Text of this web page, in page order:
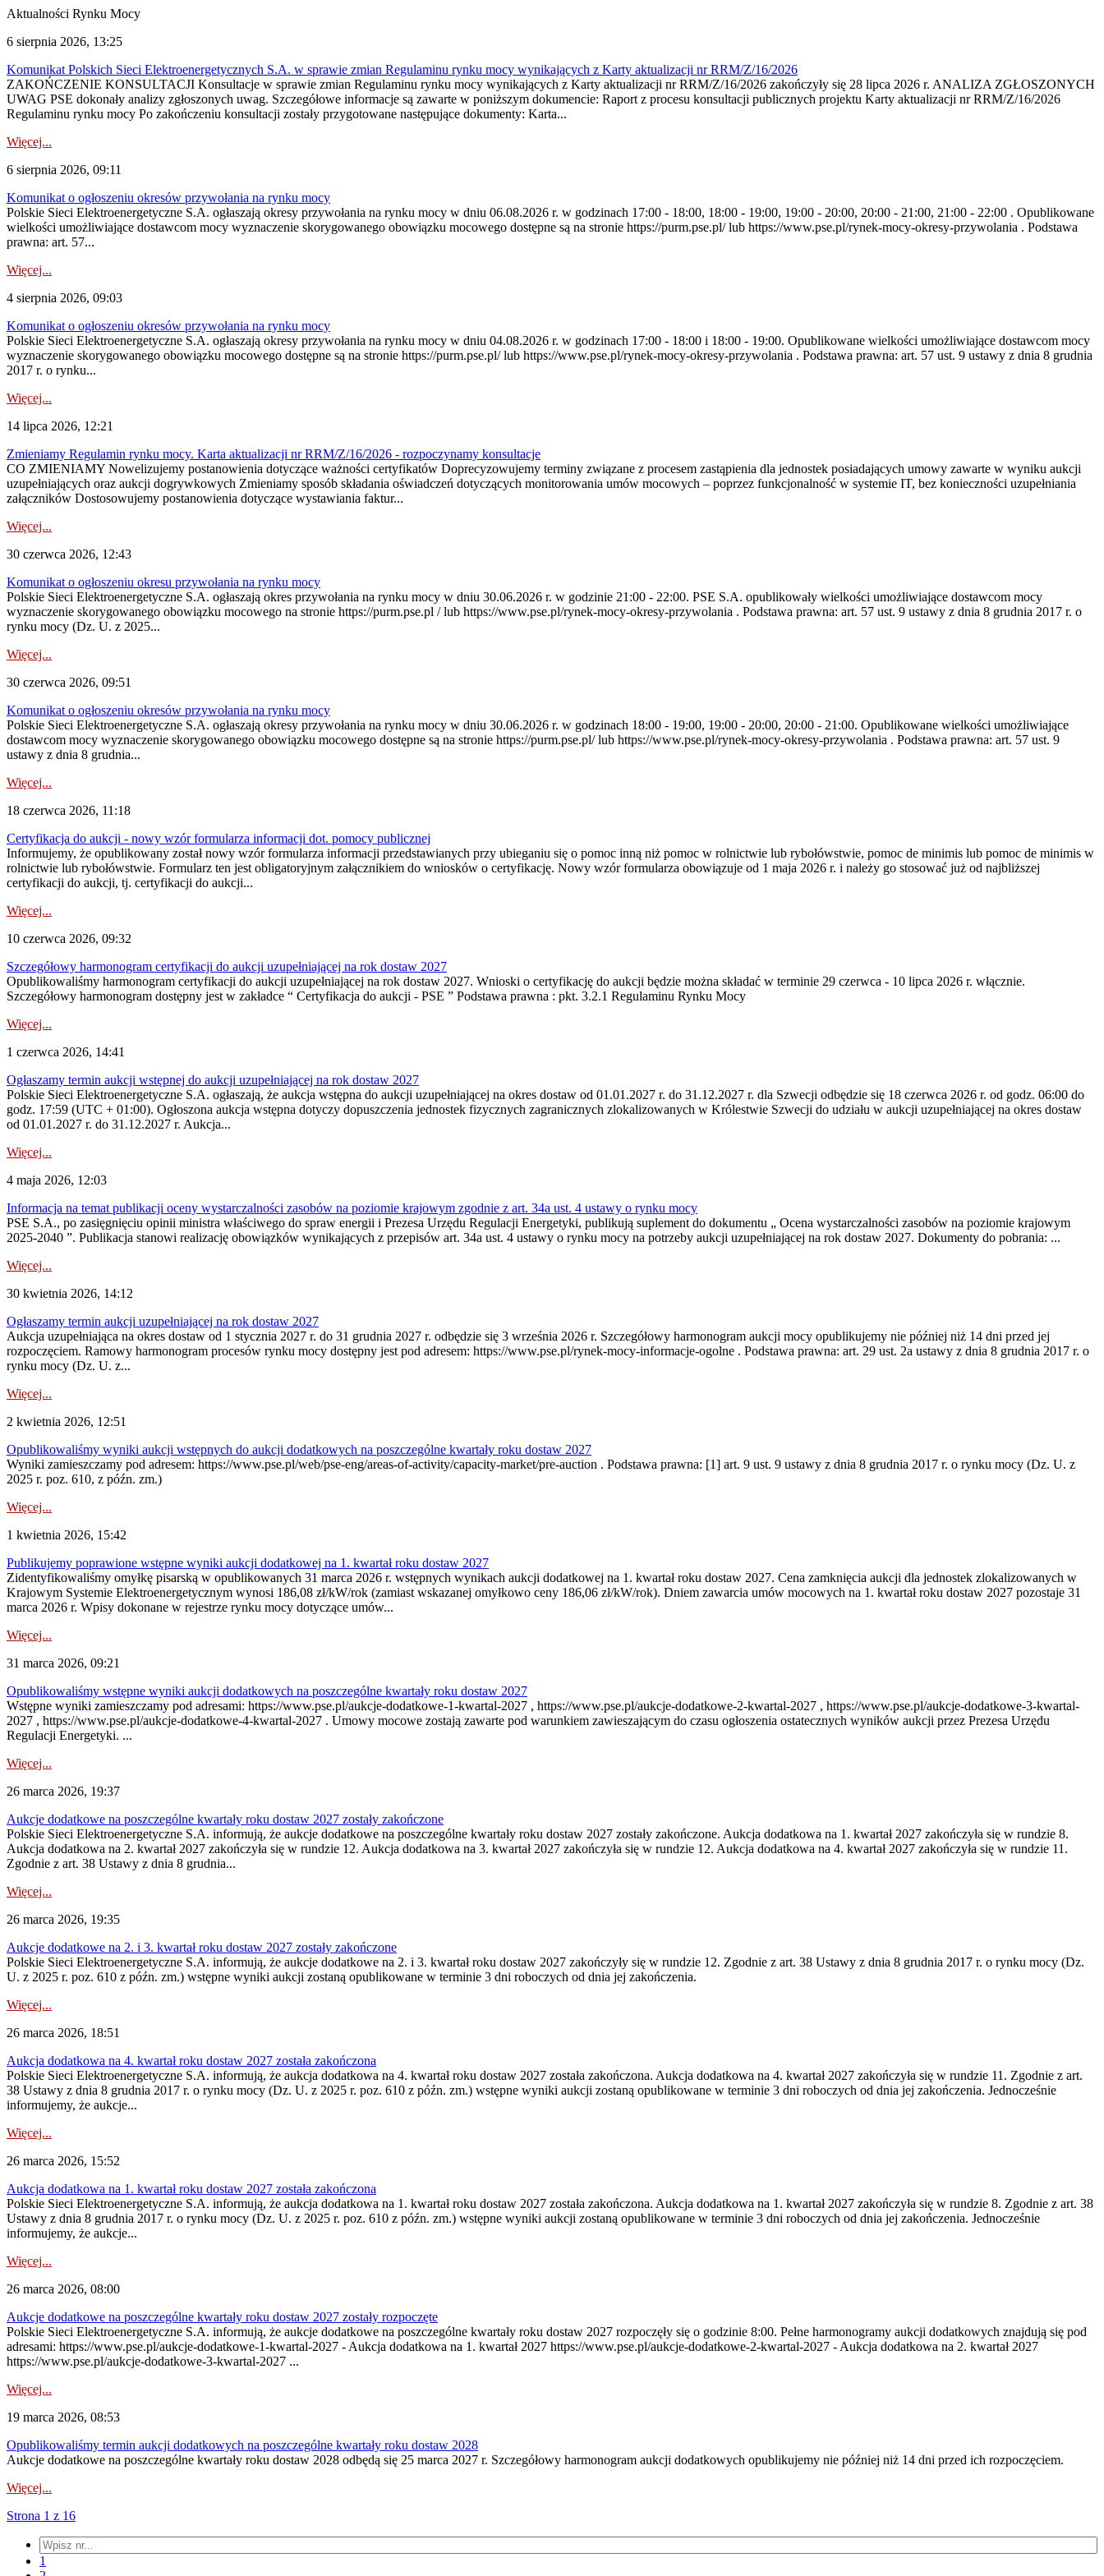
Aktualności Rynku Mocy
6 sierpnia 2026, 13:25
Komunikat Polskich Sieci Elektroenergetycznych S.A. w sprawie zmian Regulaminu rynku mocy wynikających z Karty aktualizacji nr RRM/Z/16/2026
ZAKOŃCZENIE KONSULTACJI Konsultacje w sprawie zmian Regulaminu rynku mocy wynikających z Karty aktualizacji nr RRM/Z/16/2026 zakończyły się 28 lipca 2026 r. ANALIZA ZGŁOSZONYCH
UWAG PSE dokonały analizy zgłoszonych uwag. Szczegółowe informacje są zawarte w poniższym dokumencie: Raport z procesu konsultacji publicznych projektu Karty aktualizacji nr RRM/Z/16/2026
Regulaminu rynku mocy Po zakończeniu konsultacji zostały przygotowane następujące dokumenty: Karta...
Więcej...
6 sierpnia 2026, 09:11
Komunikat o ogłoszeniu okresów przywołania na rynku mocy
Polskie Sieci Elektroenergetyczne S.A. ogłaszają okresy przywołania na rynku mocy w dniu 06.08.2026 r. w godzinach 17:00 - 18:00, 18:00 - 19:00, 19:00 - 20:00, 20:00 - 21:00, 21:00 - 22:00 . Opublikowane
wielkości umożliwiające dostawcom mocy wyznaczenie skorygowanego obowiązku mocowego dostępne są na stronie https://purm.pse.pl/ lub https://www.pse.pl/rynek-mocy-okresy-przywolania . Podstawa
prawna: art. 57...
Więcej...
4 sierpnia 2026, 09:03
Komunikat o ogłoszeniu okresów przywołania na rynku mocy
Polskie Sieci Elektroenergetyczne S.A. ogłaszają okresy przywołania na rynku mocy w dniu 04.08.2026 r. w godzinach 17:00 - 18:00 i 18:00 - 19:00. Opublikowane wielkości umożliwiające dostawcom mocy
wyznaczenie skorygowanego obowiązku mocowego dostępne są na stronie https://purm.pse.pl/ lub https://www.pse.pl/rynek-mocy-okresy-przywolania . Podstawa prawna: art. 57 ust. 9 ustawy z dnia 8 grudnia
2017 r. o rynku...
Więcej...
14 lipca 2026, 12:21
Zmieniamy Regulamin rynku mocy. Karta aktualizacji nr RRM/Z/16/2026 - rozpoczynamy konsultacje
CO ZMIENIAMY Nowelizujemy postanowienia dotyczące ważności certyfikatów Doprecyzowujemy terminy związane z procesem zastąpienia dla jednostek posiadających umowy zawarte w wyniku aukcji
uzupełniających oraz aukcji dogrywkowych Zmieniamy sposób składania oświadczeń dotyczących monitorowania umów mocowych – poprzez funkcjonalność w systemie IT, bez konieczności uzupełniania
załączników Dostosowujemy postanowienia dotyczące wystawiania faktur...
Więcej...
30 czerwca 2026, 12:43
Komunikat o ogłoszeniu okresu przywołania na rynku mocy
Polskie Sieci Elektroenergetyczne S.A. ogłaszają okres przywołania na rynku mocy w dniu 30.06.2026 r. w godzinie 21:00 - 22:00. PSE S.A. opublikowały wielkości umożliwiające dostawcom mocy
wyznaczenie skorygowanego obowiązku mocowego na stronie https://purm.pse.pl / lub https://www.pse.pl/rynek-mocy-okresy-przywolania . Podstawa prawna: art. 57 ust. 9 ustawy z dnia 8 grudnia 2017 r. o
rynku mocy (Dz. U. z 2025...
Więcej...
30 czerwca 2026, 09:51
Komunikat o ogłoszeniu okresów przywołania na rynku mocy
Polskie Sieci Elektroenergetyczne S.A. ogłaszają okresy przywołania na rynku mocy w dniu 30.06.2026 r. w godzinach 18:00 - 19:00, 19:00 - 20:00, 20:00 - 21:00. Opublikowane wielkości umożliwiające
dostawcom mocy wyznaczenie skorygowanego obowiązku mocowego dostępne są na stronie https://purm.pse.pl/ lub https://www.pse.pl/rynek-mocy-okresy-przywolania . Podstawa prawna: art. 57 ust. 9
ustawy z dnia 8 grudnia...
Więcej...
18 czerwca 2026, 11:18
Certyfikacja do aukcji - nowy wzór formularza informacji dot. pomocy publicznej
Informujemy, że opublikowany został nowy wzór formularza informacji przedstawianych przy ubieganiu się o pomoc inną niż pomoc w rolnictwie lub rybołówstwie, pomoc de minimis lub pomoc de minimis w
rolnictwie lub rybołówstwie. Formularz ten jest obligatoryjnym załącznikiem do wniosków o certyfikację. Nowy wzór formularza obowiązuje od 1 maja 2026 r. i należy go stosować już od najbliższej
certyfikacji do aukcji, tj. certyfikacji do aukcji...
Więcej...
10 czerwca 2026, 09:32
Szczegółowy harmonogram certyfikacji do aukcji uzupełniającej na rok dostaw 2027
Opublikowaliśmy harmonogram certyfikacji do aukcji uzupełniającej na rok dostaw 2027. Wnioski o certyfikację do aukcji będzie można składać w terminie 29 czerwca - 10 lipca 2026 r. włącznie.
Szczegółowy harmonogram dostępny jest w zakładce “ Certyfikacja do aukcji - PSE ” Podstawa prawna : pkt. 3.2.1 Regulaminu Rynku Mocy
Więcej...
1 czerwca 2026, 14:41
Ogłaszamy termin aukcji wstępnej do aukcji uzupełniającej na rok dostaw 2027
Polskie Sieci Elektroenergetyczne S.A. ogłaszają, że aukcja wstępna do aukcji uzupełniającej na okres dostaw od 01.01.2027 r. do 31.12.2027 r. dla Szwecji odbędzie się 18 czerwca 2026 r. od godz. 06:00 do
godz. 17:59 (UTC + 01:00). Ogłoszona aukcja wstępna dotyczy dopuszczenia jednostek fizycznych zagranicznych zlokalizowanych w Królestwie Szwecji do udziału w aukcji uzupełniającej na okres dostaw
od 01.01.2027 r. do 31.12.2027 r. Aukcja...
Więcej...
4 maja 2026, 12:03
Informacja na temat publikacji oceny wystarczalności zasobów na poziomie krajowym zgodnie z art. 34a ust. 4 ustawy o rynku mocy
PSE S.A., po zasięgnięciu opinii ministra właściwego do spraw energii i Prezesa Urzędu Regulacji Energetyki, publikują suplement do dokumentu „ Ocena wystarczalności zasobów na poziomie krajowym
2025-2040 ”. Publikacja stanowi realizację obowiązków wynikających z przepisów art. 34a ust. 4 ustawy o rynku mocy na potrzeby aukcji uzupełniającej na rok dostaw 2027. Dokumenty do pobrania: ...
Więcej...
30 kwietnia 2026, 14:12
Ogłaszamy termin aukcji uzupełniającej na rok dostaw 2027
Aukcja uzupełniająca na okres dostaw od 1 stycznia 2027 r. do 31 grudnia 2027 r. odbędzie się 3 września 2026 r. Szczegółowy harmonogram aukcji mocy opublikujemy nie później niż 14 dni przed jej
rozpoczęciem. Ramowy harmonogram procesów rynku mocy dostępny jest pod adresem: https://www.pse.pl/rynek-mocy-informacje-ogolne . Podstawa prawna: art. 29 ust. 2a ustawy z dnia 8 grudnia 2017 r. o
rynku mocy (Dz. U. z...
Więcej...
2 kwietnia 2026, 12:51
Opublikowaliśmy wyniki aukcji wstępnych do aukcji dodatkowych na poszczególne kwartały roku dostaw 2027
Wyniki zamieszczamy pod adresem: https://www.pse.pl/web/pse-eng/areas-of-activity/capacity-market/pre-auction . Podstawa prawna: [1] art. 9 ust. 9 ustawy z dnia 8 grudnia 2017 r. o rynku mocy (Dz. U. z
2025 r. poz. 610, z późn. zm.)
Więcej...
1 kwietnia 2026, 15:42
Publikujemy poprawione wstępne wyniki aukcji dodatkowej na 1. kwartał roku dostaw 2027
Zidentyfikowaliśmy omyłkę pisarską w opublikowanych 31 marca 2026 r. wstępnych wynikach aukcji dodatkowej na 1. kwartał roku dostaw 2027. Cena zamknięcia aukcji dla jednostek zlokalizowanych w
Krajowym Systemie Elektroenergetycznym wynosi 186,08 zł/kW/rok (zamiast wskazanej omyłkowo ceny 186,06 zł/kW/rok). Dniem zawarcia umów mocowych na 1. kwartał roku dostaw 2027 pozostaje 31
marca 2026 r. Wpisy dokonane w rejestrze rynku mocy dotyczące umów...
Więcej...
31 marca 2026, 09:21
Opublikowaliśmy wstępne wyniki aukcji dodatkowych na poszczególne kwartały roku dostaw 2027
Wstępne wyniki zamieszczamy pod adresami: https://www.pse.pl/aukcje-dodatkowe-1-kwartal-2027 , https://www.pse.pl/aukcje-dodatkowe-2-kwartal-2027 , https://www.pse.pl/aukcje-dodatkowe-3-kwartal-
2027 , https://www.pse.pl/aukcje-dodatkowe-4-kwartal-2027 . Umowy mocowe zostają zawarte pod warunkiem zawieszającym do czasu ogłoszenia ostatecznych wyników aukcji przez Prezesa Urzędu
Regulacji Energetyki. ...
Więcej...
26 marca 2026, 19:37
Aukcje dodatkowe na poszczególne kwartały roku dostaw 2027 zostały zakończone
Polskie Sieci Elektroenergetyczne S.A. informują, że aukcje dodatkowe na poszczególne kwartały roku dostaw 2027 zostały zakończone. Aukcja dodatkowa na 1. kwartał 2027 zakończyła się w rundzie 8.
Aukcja dodatkowa na 2. kwartał 2027 zakończyła się w rundzie 12. Aukcja dodatkowa na 3. kwartał 2027 zakończyła się w rundzie 12. Aukcja dodatkowa na 4. kwartał 2027 zakończyła się w rundzie 11.
Zgodnie z art. 38 Ustawy z dnia 8 grudnia...
Więcej...
26 marca 2026, 19:35
Aukcje dodatkowe na 2. i 3. kwartał roku dostaw 2027 zostały zakończone
Polskie Sieci Elektroenergetyczne S.A. informują, że aukcje dodatkowe na 2. i 3. kwartał roku dostaw 2027 zakończyły się w rundzie 12. Zgodnie z art. 38 Ustawy z dnia 8 grudnia 2017 r. o rynku mocy (Dz.
U. z 2025 r. poz. 610 z późn. zm.) wstępne wyniki aukcji zostaną opublikowane w terminie 3 dni roboczych od dnia jej zakończenia.
Więcej...
26 marca 2026, 18:51
Aukcja dodatkowa na 4. kwartał roku dostaw 2027 została zakończona
Polskie Sieci Elektroenergetyczne S.A. informują, że aukcja dodatkowa na 4. kwartał roku dostaw 2027 została zakończona. Aukcja dodatkowa na 4. kwartał 2027 zakończyła się w rundzie 11. Zgodnie z art.
38 Ustawy z dnia 8 grudnia 2017 r. o rynku mocy (Dz. U. z 2025 r. poz. 610 z późn. zm.) wstępne wyniki aukcji zostaną opublikowane w terminie 3 dni roboczych od dnia jej zakończenia. Jednocześnie
informujemy, że aukcje...
Więcej...
26 marca 2026, 15:52
Aukcja dodatkowa na 1. kwartał roku dostaw 2027 została zakończona
Polskie Sieci Elektroenergetyczne S.A. informują, że aukcja dodatkowa na 1. kwartał roku dostaw 2027 została zakończona. Aukcja dodatkowa na 1. kwartał 2027 zakończyła się w rundzie 8. Zgodnie z art. 38
Ustawy z dnia 8 grudnia 2017 r. o rynku mocy (Dz. U. z 2025 r. poz. 610 z późn. zm.) wstępne wyniki aukcji zostaną opublikowane w terminie 3 dni roboczych od dnia jej zakończenia. Jednocześnie
informujemy, że aukcje...
Więcej...
26 marca 2026, 08:00
Aukcje dodatkowe na poszczególne kwartały roku dostaw 2027 zostały rozpoczęte
Polskie Sieci Elektroenergetyczne S.A. informują, że aukcje dodatkowe na poszczególne kwartały roku dostaw 2027 rozpoczęły się o godzinie 8:00. Pełne harmonogramy aukcji dodatkowych znajdują się pod
adresami: https://www.pse.pl/aukcje-dodatkowe-1-kwartal-2027 - Aukcja dodatkowa na 1. kwartał 2027 https://www.pse.pl/aukcje-dodatkowe-2-kwartal-2027 - Aukcja dodatkowa na 2. kwartał 2027
https://www.pse.pl/aukcje-dodatkowe-3-kwartal-2027 ...
Więcej...
19 marca 2026, 08:53
Opublikowaliśmy termin aukcji dodatkowych na poszczególne kwartały roku dostaw 2028
Aukcje dodatkowe na poszczególne kwartały roku dostaw 2028 odbędą się 25 marca 2027 r. Szczegółowy harmonogram aukcji dodatkowych opublikujemy nie później niż 14 dni przed ich rozpoczęciem.
Więcej...
Strona 1 z 16
1